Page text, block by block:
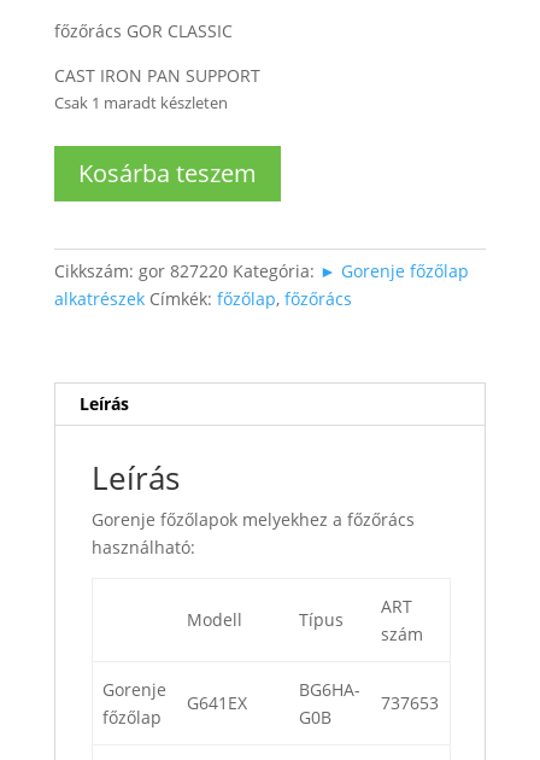
főzőrács GOR CLASSIC
CAST IRON PAN SUPPORT
Csak 1 maradt készleten
Főzőlaphoz
főzőrács
Kosárba teszem
Cikkszám: gor 827220 Kategória: ► Gorenje főzőlap
alkatrészek Címkék: főzőlap, főzőrács
Leírás
Leírás
Gorenje főzőlapok melyekhez a főzőrács
használható:
Modell Típus
ART
szám
Gorenje
főzőlap
G641EX
BG6HA-
G0B
737653